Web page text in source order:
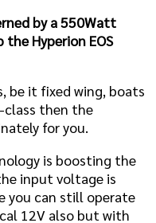
by a 550Watt
Hyperion EOS
be it fixed wing, boats
class then the
for you.
is boosting the
input voltage is
you can still operate
12V also but with